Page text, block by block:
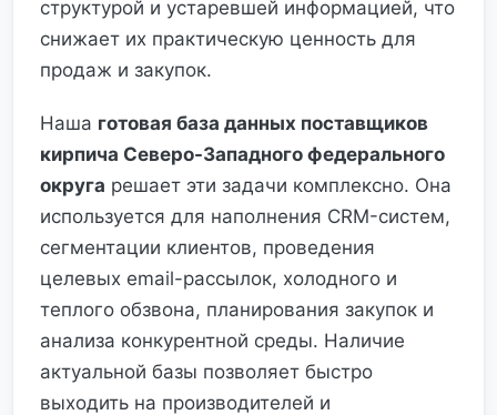
структурой и устаревшей информацией, что
снижает их практическую ценность для
продаж и закупок.
Наша готовая база данных поставщиков
кирпича Северо-Западного федерального
округа решает эти задачи комплексно. Она
используется для наполнения CRM-систем,
сегментации клиентов, проведения
целевых email-рассылок, холодного и
теплого обзвона, планирования закупок и
анализа конкурентной среды. Наличие
актуальной базы позволяет быстро
выходить на производителей и